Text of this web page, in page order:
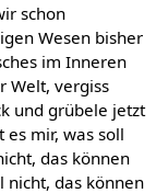
schon
Wesen bisher
im Inneren
Welt, vergiss
und grübele jetzt
mir, was soll
das können
nicht, das können